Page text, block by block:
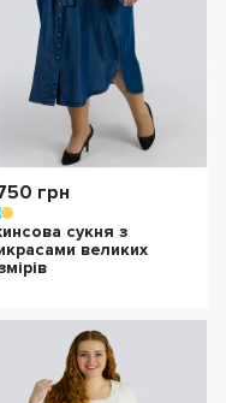
грн
сукня з
великих